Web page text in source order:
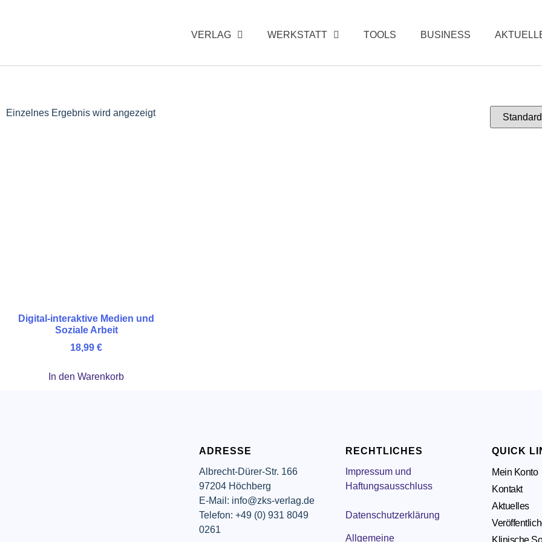
VERLAG WERKSTATT TOOLS BUSINESS
Einzelnes Ergebnis wird angezeigt
Digital-interaktive Medien und
Soziale Arbeit
18,99 €
In den Warenkorb
ADRESSE
Albrecht-Dürer-Str. 166
97204 Höchberg
E-Mail: info@zks-verlag.de
Telefon: +49 (0) 931 8049
0261
RECHTLICHES
Impressum und
Haftungsausschluss
Datenschutzerklärung
Allgemeine
QUICK
Mein Konto
Kontakt
Aktuelles
Klinische